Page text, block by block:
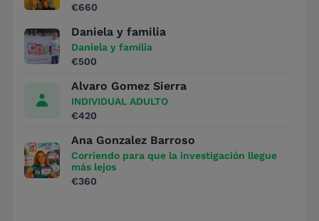
€660
Daniela y familia
Daniela y familia
€500
Alvaro Gomez Sierra
INDIVIDUAL ADULTO
€420
Ana Gonzalez Barroso
Corriendo para que la investigación llegue
más lejos
€360